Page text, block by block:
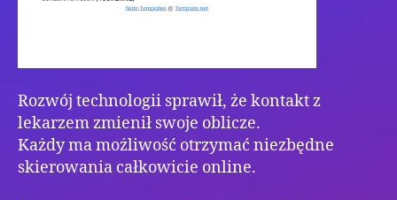
Rozwój technologii sprawił, że kontakt z
lekarzem zmienił swoje oblicze.
Każdy ma możliwość otrzymać niezbędne
skierowania całkowicie online.